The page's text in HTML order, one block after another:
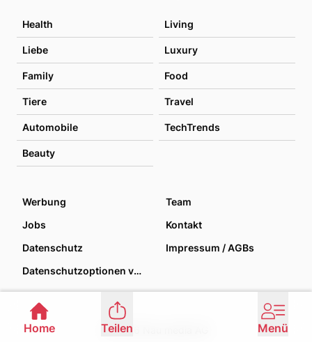
Health Living
Liebe Luxury
Family Food
Tiere Travel
Automobile TechTrends
Beauty
Werbung
Team
Jobs
Kontakt
Datenschutz
Impressum / AGBs
Datenschutzoptionen verwalten
© 2026 Nau media AG
Home Teilen Menü